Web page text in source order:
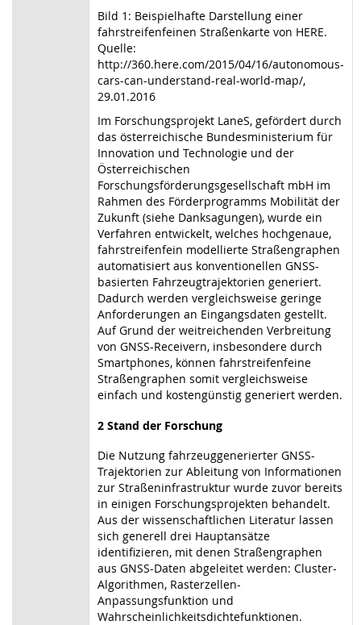
Bild 1: Beispielhafte Darstellung einer
fahrstreifenfeinen Straßenkarte von HERE.
Quelle:
http://360.here.com/2015/04/16/autonomous-
cars-can-understand-real-world-map/,
29.01.2016
Im Forschungsprojekt LaneS, gefördert durch
das österreichische Bundesministerium für
Innovation und Technologie und der
Österreichischen
Forschungsförderungsgesellschaft mbH im
Rahmen des Förderprogramms Mobilität der
Zukunft (siehe Danksagungen), wurde ein
Verfahren entwickelt, welches hochgenaue,
fahrstreifenfein modellierte Straßengraphen
automatisiert aus konventionellen GNSS-
basierten Fahrzeugtrajektorien generiert.
Dadurch werden vergleichsweise geringe
Anforderungen an Eingangsdaten gestellt.
Auf Grund der weitreichenden Verbreitung
von GNSS-Receivern, insbesondere durch
Smartphones, können fahrstreifenfeine
Straßengraphen somit vergleichsweise
einfach und kostengünstig generiert werden.
2 Stand der Forschung
Die Nutzung fahrzeuggenerierter GNSS-
Trajektorien zur Ableitung von Informationen
zur Straßeninfrastruktur wurde zuvor bereits
in einigen Forschungsprojekten behandelt.
Aus der wissenschaftlichen Literatur lassen
sich generell drei Hauptansätze
identifizieren, mit denen Straßengraphen
aus GNSS-Daten abgeleitet werden: Cluster-
Algorithmen, Rasterzellen-
Anpassungsfunktion und
Wahrscheinlichkeitsdichtefunktionen.